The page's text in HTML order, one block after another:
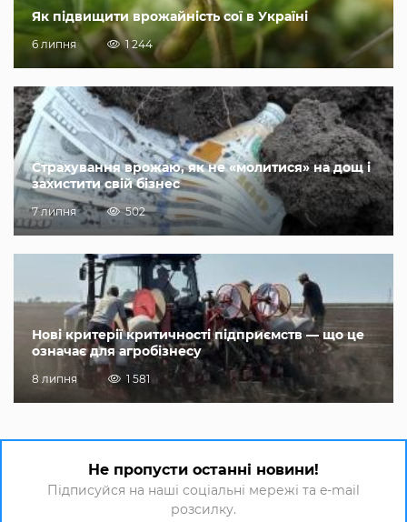
Як підвищити врожайність сої в Україні
6 липня 1 244
Страхування врожаю, як не «молитися» на дощ і
захистити свій бізнес
7 липня 502
Нові критерії критичності підприємств — що це
означає для агробізнесу
8 липня 1 581
Не пропусти останні новини!
Підписуйся на наші соціальні мережі та e-mail
розсилку.